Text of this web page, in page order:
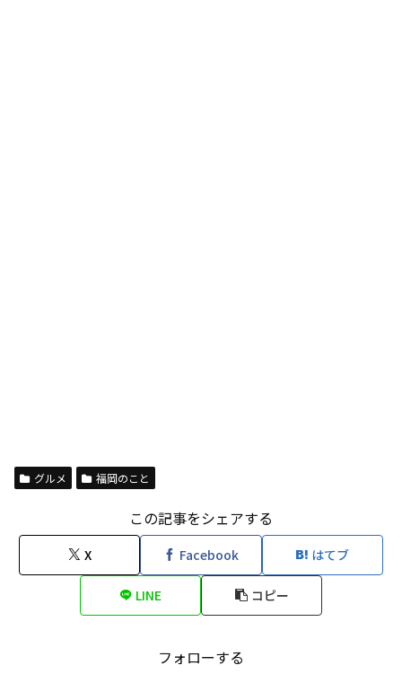
グルメ 福岡のこと
この記事をシェアする
X Facebook はてブ
LINE コピー
フォローする